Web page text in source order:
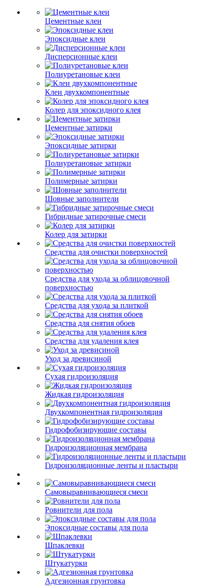
Цементные клеи
Эпоксидные клеи
Дисперсионные клеи
Полиуретановые клеи
Клеи двухкомпонентные
Колер для эпоксидного клея
Цементные затирки
Эпоксидные затирки
Полиуретановые затирки
Полимерные затирки
Шовные заполнители
Гибридные затирочные смеси
Колер для затирки
Средства для очистки поверхностей
Средства для ухода за облицовочной
поверхностью
Средства для ухода за плиткой
Средства для снятия обоев
Средства для удаления клея
Уход за древисиной
Сухая гидроизоляция
Жидкая гидроизоляция
Двухкомпонентная гидроизоляция
Гидрофобизирующие составы
Гидроизоляционная мембрана
Гидроизоляционные ленты и пластыри
Самовыравнивающиеся смеси
Ровнители для пола
Эпоксидные составы для пола
Шпаклевки
Штукатурки
Адгезионная грунтовка